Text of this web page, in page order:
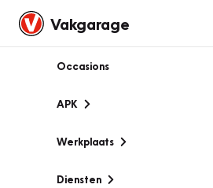
Vakgarage
Occasions
APK
Werkplaats
Diensten